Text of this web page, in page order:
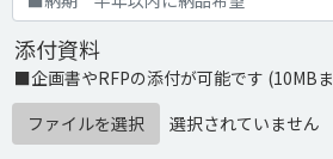
添付資料
■企画書やRFPの添付が可能です (10MB
ファイルを選択
選択されていません